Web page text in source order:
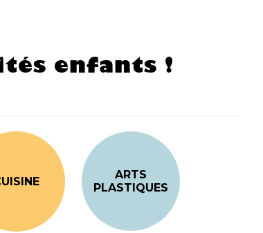
enfants !
ARTS
PLASTIQUES